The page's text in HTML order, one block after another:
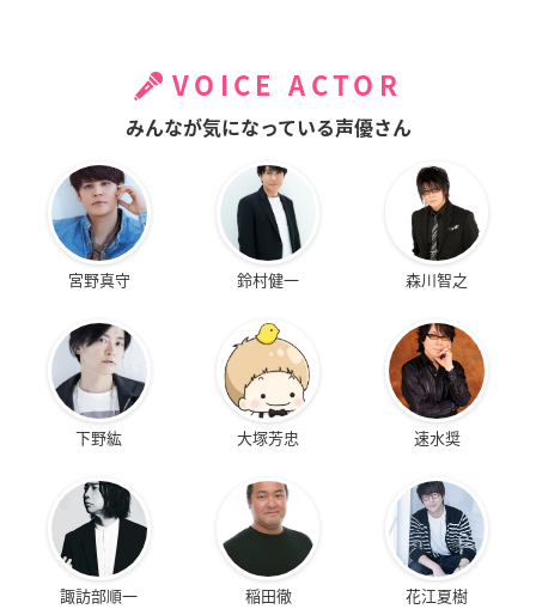
VOICE ACTOR
みんなが気になっている声優さん
宮野真守 鈴村健一 森川智之
下野紘 大塚芳忠 速水奨
諏訪部順一 稲田徹 花江夏樹